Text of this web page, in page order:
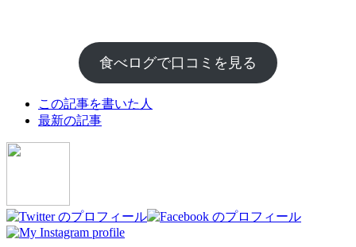
食べログで口コミを見る
following
tabs
change
この記事を書いた人
最新の記事